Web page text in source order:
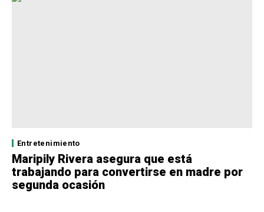
Entretenimiento
Maripily Rivera asegura que está
trabajando para convertirse en madre por
segunda ocasión